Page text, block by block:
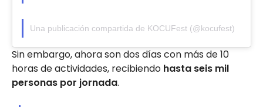
Una publicación compartida de KOCUFest (@kocufest)
Sin embargo, ahora son dos días con más de 10
horas de actividades, recibiendo hasta seis mil
personas por jornada.